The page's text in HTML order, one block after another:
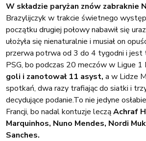
W składzie paryżan znów zabraknie
Brazylijczyk w trakcie świetnego
początku drugiej połowy nabawił się
ułożyła się nienaturalnie i musiał on
przerwa potrwa od 3 do 4 tygodni i jest
PSG, bo podczas 20 meczów w Ligue 1
goli i zanotował 11 asyst, a w Lidze
spotkań, dwa razy trafiając do siatki i
decydujące podanie.To nie jedyne
Francji, bo nadal kontuzje lecząAchraf
Marquinhos, Nuno Mendes, Nordi
Sanches.